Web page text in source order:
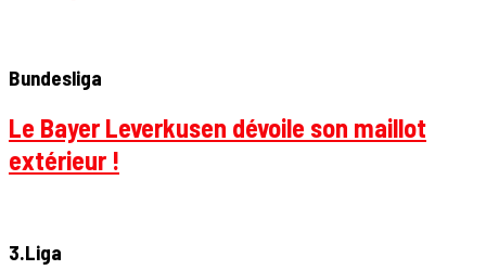
Bundesliga
Le Bayer Leverkusen dévoile son maillot
extérieur !
3.Liga